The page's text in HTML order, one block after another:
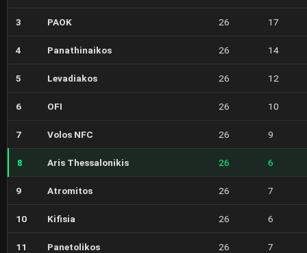
3 PAOK 26 17
4 Panathinaikos 26 14
5 Levadiakos 26 12
6 OFI 26 10
7 Volos NFC 26 9
8 Aris Thessalonikis 26 6
9 Atromitos 26 7
10 Kifisia 26 6
11 Panetolikos 26 7